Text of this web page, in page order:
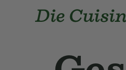
Home-Die